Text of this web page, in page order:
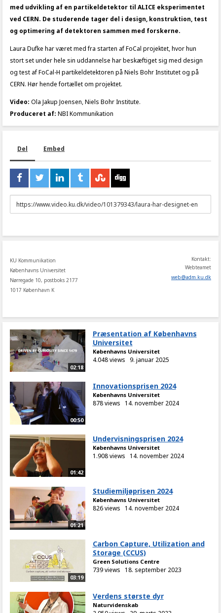
med udvikling af en partikeldetektor til ALICE eksperimentet
ved CERN. De studerende tager del i design, konstruktion, test
og optimering af detektoren sammen med forskerne.
Laura Dufke har været med fra starten af FoCal projektet, hvor hun
stort set under hele sin uddannelse har beskæftiget sig med design
og test af FoCal-H partikeldetektoren på Niels Bohr Institutet og på
CERN. Hør hende fortællet om projektet.
Video: Ola Jakup Joensen, Niels Bohr Institute.
Produceret af: NBI Kommunikation
Del Embed
URL
to
KU Kommunikation
Københavns Universitet
Nørregade 10, postboks 2177
1017 København K
Kontakt:
Webteamet
web@adm.ku.dk
02:18
Præsentation af Københavns
Universitet
Københavns Universitet
4.048 views 9. januar 2025
00:50
Innovationsprisen 2024
Københavns Universitet
878 views 14. november 2024
01:42
Undervisningsprisen 2024
Københavns Universitet
1.908 views 14. november 2024
01:21
Studiemiljøprisen 2024
Københavns Universitet
826 views 14. november 2024
03:19
Carbon Capture, Utilization and
Storage (CCUS)
Green Solutions Centre
739 views 18. september 2023
Verdens største dyr
Naturvidenskab